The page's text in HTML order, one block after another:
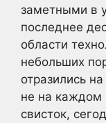
заметными в
последнее
области
небольших
отразились
не на каждом
свисток,